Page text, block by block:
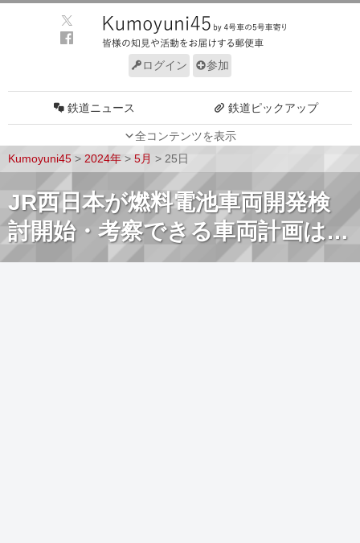
ログイン 参加
全コンテンツを表示
鉄道ニュース 鉄道ピックアップ
車両技術 路線探訪
ルール サイトについて
Kumoyuni45 > 2024年 > 5月 > 25日
JR西日本が燃料電池車両開発検
討開始・考察できる車両計画は…